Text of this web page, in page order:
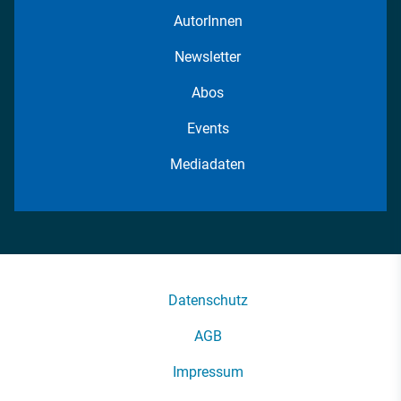
AutorInnen
Newsletter
Abos
Events
Mediadaten
Datenschutz
AGB
Impressum